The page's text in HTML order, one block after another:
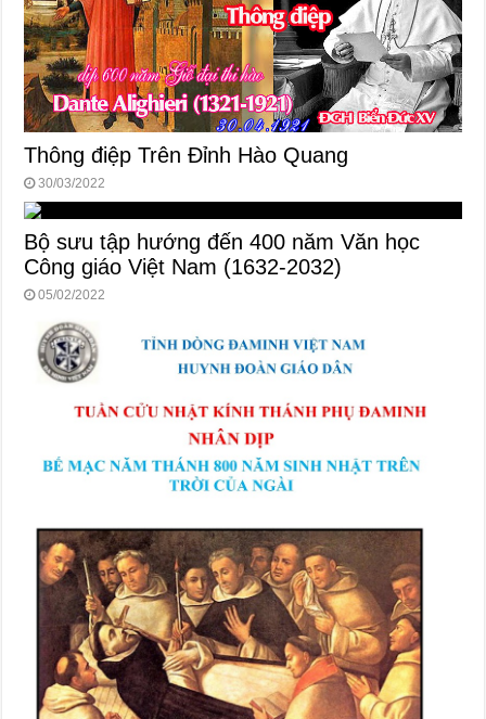
Thông điệp Trên Đỉnh Hào Quang
30/03/2022
Bộ sưu tập hướng đến 400 năm Văn học
Công giáo Việt Nam (1632-2032)
05/02/2022